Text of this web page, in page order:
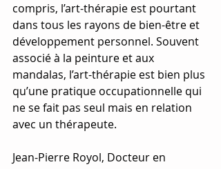
compris, l’art-thérapie est pourtant
dans tous les rayons de bien-être et
développement personnel. Souvent
associé à la peinture et aux
mandalas, l’art-thérapie est bien plus
qu’une pratique occupationnelle qui
ne se fait pas seul mais en relation
avec un thérapeute.
Jean-Pierre Royol, Docteur en